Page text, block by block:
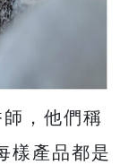
，他們稱
樣產品都是